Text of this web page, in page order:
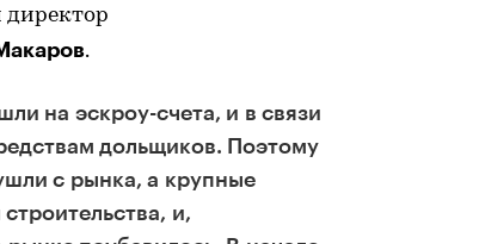
директор
.
на эскроу-счета, и в связи
дольщиков. Поэтому
с рынка, а крупные
и,